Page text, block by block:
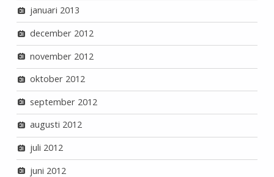
januari 2013
december 2012
november 2012
oktober 2012
september 2012
augusti 2012
juli 2012
juni 2012